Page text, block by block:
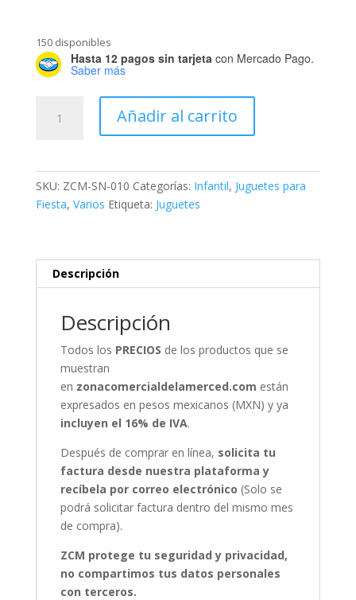
150 disponibles
Hasta 12 pagos sin tarjeta con Mercado Pago.
Saber más
Añadir al carrito
SKU: ZCM-SN-010 Categorías: Infantil, Juguetes para
Fiesta, Varios Etiqueta: Juguetes
Descripción
Descripción
Todos los PRECIOS de los productos que se
muestran
en zonacomercialdelamerced.com están
expresados en pesos mexicanos (MXN) y ya
incluyen el 16% de IVA.
Después de comprar en línea, solicita tu
factura desde nuestra plataforma y
recíbela por correo electrónico (Solo se
podrá solicitar factura dentro del mismo mes
de compra).
ZCM protege tu seguridad y privacidad,
no compartimos tus datos personales
con terceros.